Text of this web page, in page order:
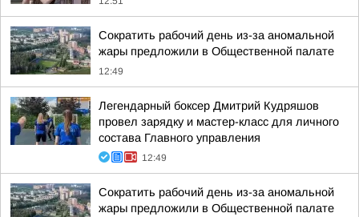
Сократить рабочий день из-за аномальной
жары предложили в Общественной палате
12:49
Легендарный боксер Дмитрий Кудряшов
провел зарядку и мастер-класс для личного
состава Главного управления
12:49
Сократить рабочий день из-за аномальной
жары предложили в Общественной палате